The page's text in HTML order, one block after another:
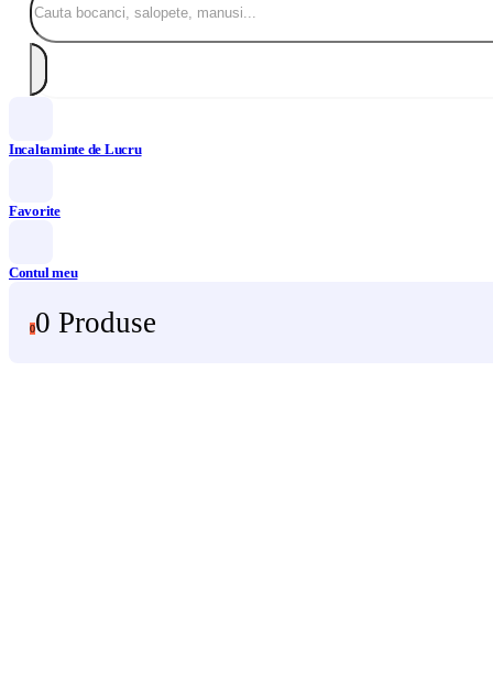
Incaltaminte de Lucru
Favorite
Contul meu
00 Produse